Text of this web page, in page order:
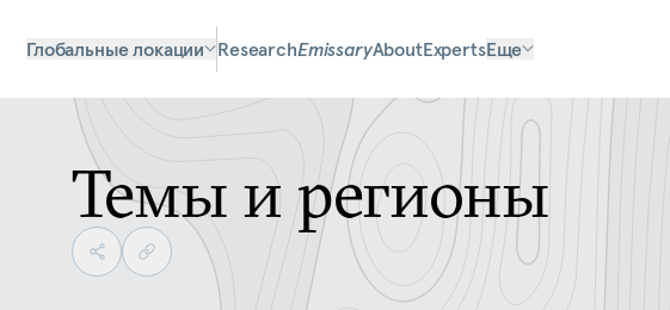
Глобальные локации ResearchEmissaryAboutExpertsЕще
Темы и регионы